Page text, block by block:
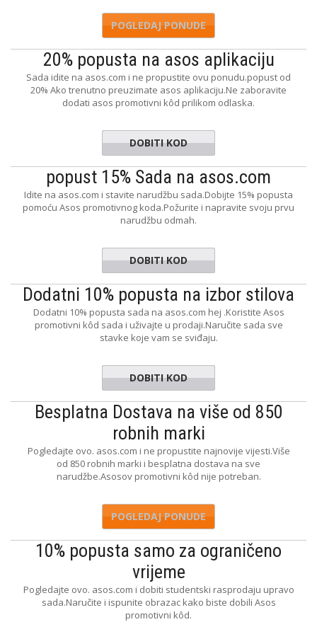
POGLEDAJ PONUDE
20% popusta na asos aplikaciju
Sada idite na asos.com i ne propustite ovu ponudu.popust od
20% Ako trenutno preuzimate asos aplikaciju.Ne zaboravite
dodati asos promotivni kôd prilikom odlaska.
SOSCREW
DOBITI KOD
popust 15% Sada na asos.com
Idite na asos.com i stavite narudžbu sada.Dobijte 15% popusta
pomoću Asos promotivnog koda.Požurite i napravite svoju prvu
narudžbu odmah.
IFRIEND
DOBITI KOD
Dodatni 10% popusta na izbor stilova
Dodatni 10% popusta sada na asos.com hej .Koristite Asos
promotivni kôd sada i uživajte u prodaji.Naručite sada sve
stavke koje vam se sviđaju.
SALEWOO
DOBITI KOD
Besplatna Dostava na više od 850
robnih marki
Pogledajte ovo. asos.com i ne propustite najnovije vijesti.Više
od 850 robnih marki i besplatna dostava na sve
narudžbe.Asosov promotivni kôd nije potreban.
POGLEDAJ PONUDE
10% popusta samo za ograničeno
vrijeme
Pogledajte ovo. asos.com i dobiti studentski rasprodaju upravo
sada.Naručite i ispunite obrazac kako biste dobili Asos
promotivni kôd.